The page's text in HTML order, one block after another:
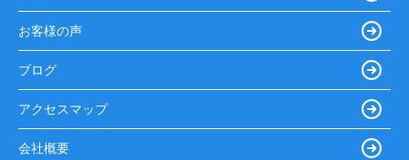
お客様の声
ブログ
アクセスマップ
会社概要